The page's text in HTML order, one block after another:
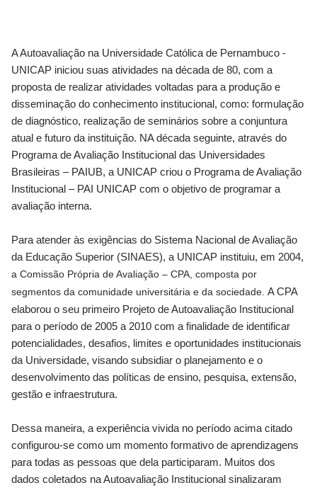
A Autoavaliação na Universidade Católica de Pernambuco -
UNICAP iniciou suas atividades na década de 80, com a
proposta de realizar atividades voltadas para a produção e
disseminação do conhecimento institucional, como: formulação
de diagnóstico, realização de seminários sobre a conjuntura
atual e futuro da instituição. NA década seguinte, através do
Programa de Avaliação Institucional das Universidades
Brasileiras – PAIUB, a UNICAP criou o Programa de Avaliação
Institucional – PAI UNICAP com o objetivo de programar a
avaliação interna.
Para atender às exigências do Sistema Nacional de Avaliação
da Educação Superior (SINAES), a UNICAP instituiu, em 2004,
a Comissão Própria de Avaliação – CPA, composta por
segmentos da comunidade universitária e da sociedade. A CPA
elaborou o seu primeiro Projeto de Autoavaliação Institucional
para o período de 2005 a 2010 com a finalidade de identificar
potencialidades, desafios, limites e oportunidades institucionais
da Universidade, visando subsidiar o planejamento e o
desenvolvimento das políticas de ensino, pesquisa, extensão,
gestão e infraestrutura.
Dessa maneira, a experiência vivida no período acima citado
configurou-se como um momento formativo de aprendizagens
para todas as pessoas que dela participaram. Muitos dos
dados coletados na Autoavaliação Institucional sinalizaram